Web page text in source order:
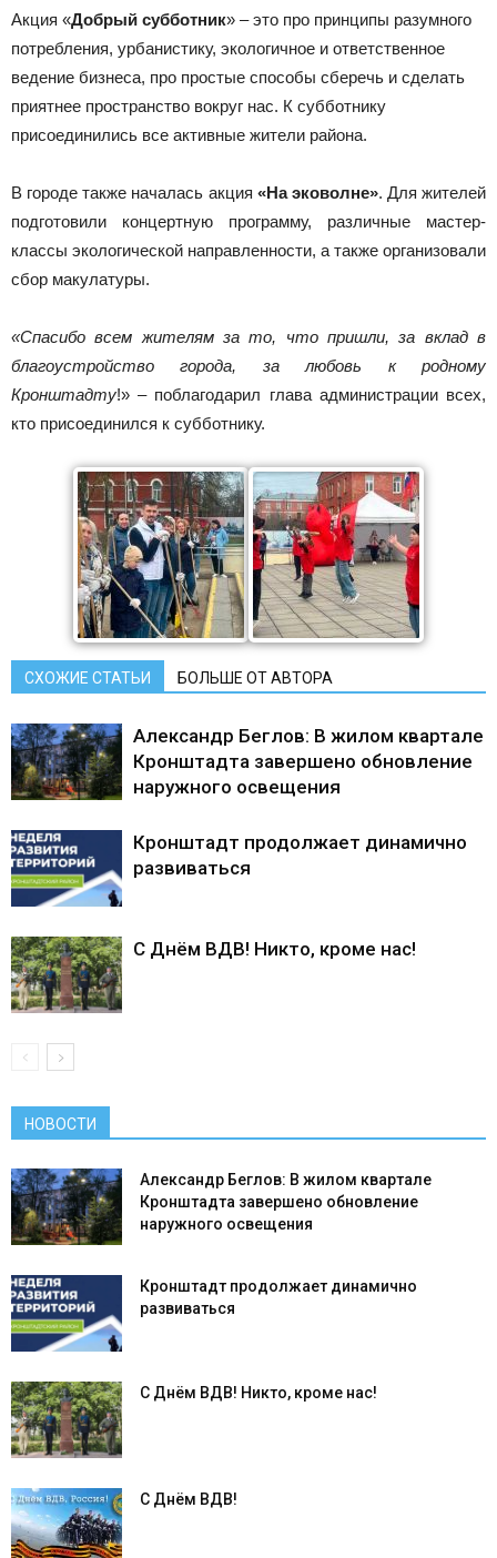
Акция «Добрый субботник» – это про принципы разумного
потребления, урбанистику, экологичное и ответственное
ведение бизнеса, про простые способы сберечь и сделать
приятнее пространство вокруг нас. К субботнику
присоединились все активные жители района.
В городе также началась акция «На эковолне». Для жителей
подготовили концертную программу, различные мастер-
классы экологической направленности, а также организовали
сбор макулатуры.
«Спасибо всем жителям за то, что пришли, за вклад в
благоустройство города, за любовь к родному
Кронштадту!» – поблагодарил глава администрации всех,
кто присоединился к субботнику.
СХОЖИЕ СТАТЬИ БОЛЬШЕ ОТ АВТОРА
Александр Беглов: В жилом квартале
Кронштадта завершено обновление
наружного освещения
Кронштадт продолжает динамично
развиваться
С Днём ВДВ! Никто, кроме нас!
НОВОСТИ
Александр Беглов: В жилом квартале
Кронштадта завершено обновление
наружного освещения
Кронштадт продолжает динамично
развиваться
С Днём ВДВ! Никто, кроме нас!
С Днём ВДВ!